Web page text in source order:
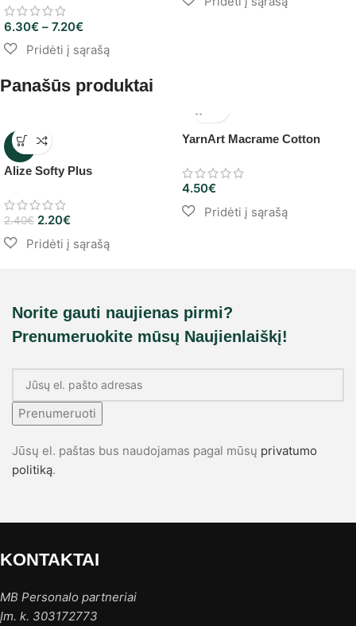
6.30€ – 7.20€
Panašūs produktai
-8%
Alize Softy Plus
2.40€ 2.20€
YarnArt Macrame Cotton
4.50€
Norite gauti naujienas pirmi?
Prenumeruokite mūsų Naujienlaiškį!
Prenumeruoti
Jūsų el. paštas bus naudojamas pagal mūsų privatumo
politiką.
KONTAKTAI
MB Personalo partneriai
Įm. k. 303172773